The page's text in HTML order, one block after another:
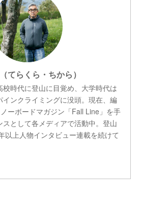
てらくら・ちから）
時代に登山に目覚め、大学時代は
ンクライミングに没頭。現在、編
ーボードマガジン「Fall Line」を手
として各メディアで活動中。登山
以上人物インタビュー連載を続けて